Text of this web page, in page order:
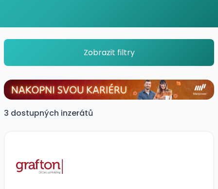
Zobrazit filtry
3 dostupných inzerátů